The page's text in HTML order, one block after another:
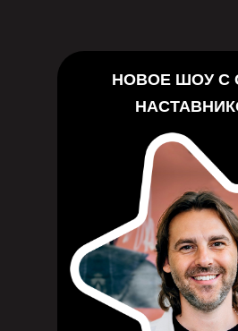
НОВОЕ ШОУ С